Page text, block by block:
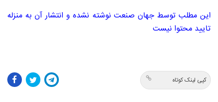
این مطلب توسط جهان صنعت نوشته نشده و انتشار آن به منزله
تایید محتوا نیست
کپی لینک کوتاه